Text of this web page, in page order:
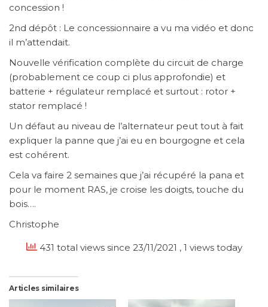
concession !
2nd dépôt : Le concessionnaire a vu ma vidéo et donc
il m’attendait.
Nouvelle vérification complète du circuit de charge
(probablement ce coup ci plus approfondie) et
batterie + régulateur remplacé et surtout : rotor +
stator remplacé !
Un défaut au niveau de l’alternateur peut tout à fait
expliquer la panne que j’ai eu en bourgogne et cela
est cohérent.
Cela va faire 2 semaines que j’ai récupéré la pana et
pour le moment RAS, je croise les doigts, touche du
bois….
Christophe
431 total views since 23/11/2021 , 1 views today
Articles similaires